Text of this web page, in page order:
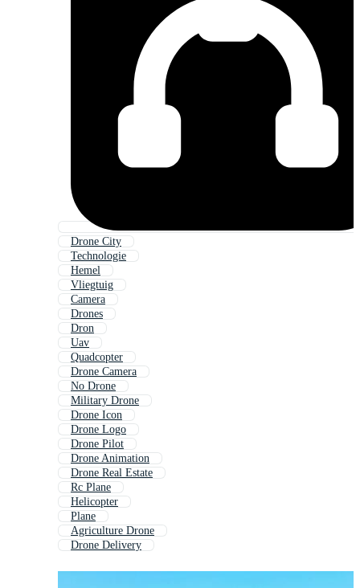
Drone City
Technologie
Hemel
Vliegtuig
Camera
Drones
Dron
Uav
Quadcopter
Drone Camera
No Drone
Military Drone
Drone Icon
Drone Logo
Drone Pilot
Drone Animation
Drone Real Estate
Rc Plane
Helicopter
Plane
Agriculture Drone
Drone Delivery